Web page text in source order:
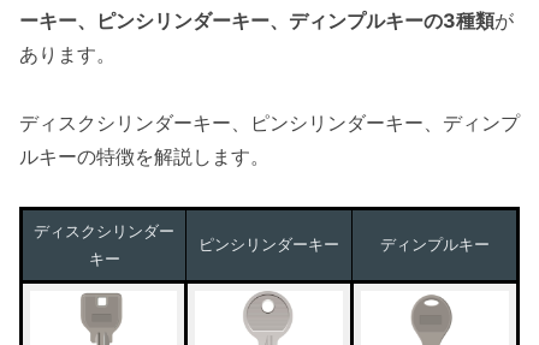
ーキー、ピンシリンダーキー、ディンプルキーの3種類が
あります。
ディスクシリンダーキー、ピンシリンダーキー、ディンプ
ルキーの特徴を解説します。
ディスクシリンダー
キー
ピンシリンダーキー ディンプルキー